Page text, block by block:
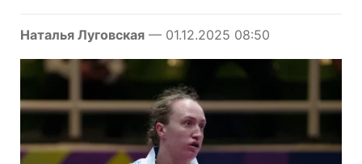
Наталья Луговская — 01.12.2025 08:50